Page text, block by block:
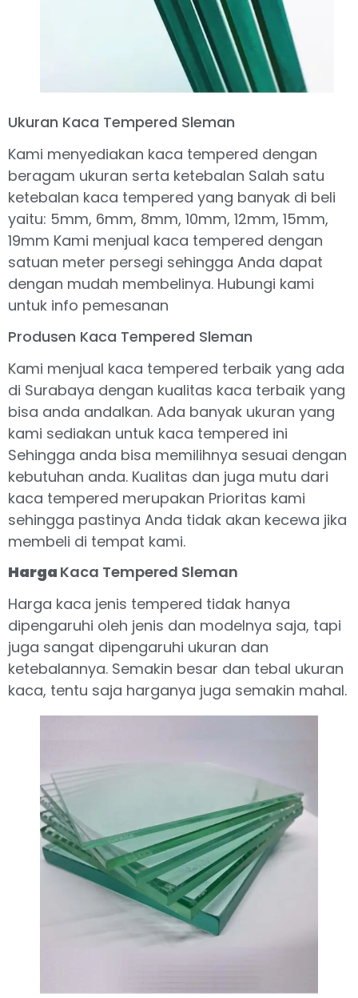
Ukuran Kaca Tempered Sleman
Kami menyediakan kaca tempered dengan
beragam ukuran serta ketebalan Salah satu
ketebalan kaca tempered yang banyak di beli
yaitu: 5mm, 6mm, 8mm, 10mm, 12mm, 15mm,
19mm Kami menjual kaca tempered dengan
satuan meter persegi sehingga Anda dapat
dengan mudah membelinya. Hubungi kami
untuk info pemesanan
Produsen Kaca Tempered Sleman
Kami menjual kaca tempered terbaik yang ada
di Surabaya dengan kualitas kaca terbaik yang
bisa anda andalkan. Ada banyak ukuran yang
kami sediakan untuk kaca tempered ini
Sehingga anda bisa memilihnya sesuai dengan
kebutuhan anda. Kualitas dan juga mutu dari
kaca tempered merupakan Prioritas kami
sehingga pastinya Anda tidak akan kecewa jika
membeli di tempat kami.
Harga Kaca Tempered Sleman
Harga kaca jenis tempered tidak hanya
dipengaruhi oleh jenis dan modelnya saja, tapi
juga sangat dipengaruhi ukuran dan
ketebalannya. Semakin besar dan tebal ukuran
kaca, tentu saja harganya juga semakin mahal.